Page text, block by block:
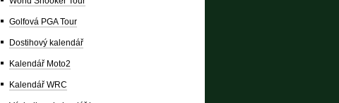
Golfová PGA Tour
Dostihový kalendář
Kalendář Moto2
Kalendář WRC